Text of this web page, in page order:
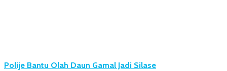
Polije Bantu Olah Daun Gamal Jadi Silase